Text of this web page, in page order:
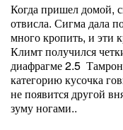
Когда пришел домой,
отвисла. Сигма дала
много кропить, и эти
Климт получился
диафрагме 2.5 Тамрон
категорию кусочка
не появится другой
зуму ногами..